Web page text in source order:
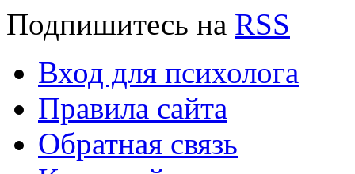
Подпишитесь на RSS
Вход для психолога
Правила сайта
Обратная связь